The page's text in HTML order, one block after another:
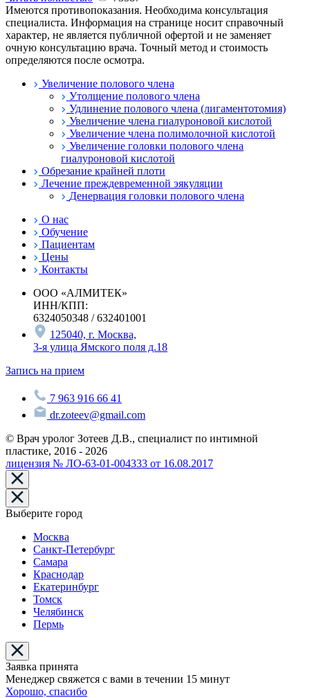
Имеются противопоказания. Необходима консультация
специалиста. Информация на странице носит справочный
характер, не является публичной офертой и не заменяет
очную консультацию врача. Точный метод и стоимость
определяются после осмотра.
Увеличение полового члена
Утолщение полового члена
Удлинение полового члена (лигаментотомия)
Увеличение члена гиалуроновой кислотой
Увеличение члена полимолочной кислотой
Увеличение головки полового члена
гиалуроновой кислотой
Обрезание крайней плоти
Лечение преждевременной эякуляции
Денервация головки полового члена
О нас
Обучение
Пациентам
Цены
Контакты
ООО «АЛМИТЕК»
ИНН/КПП:
6324050348 / 632401001
125040, г. Москва,
3-я улица Ямского поля д.18
Запись на прием
7 963 916 66 41
dr.zoteev@gmail.com
© Врач уролог Зотеев Д.В., специалист по интимной
пластике, 2016 - 2026
лицензия № ЛО-63-01-004333 от 16.08.2017
Выберите город
Москва
Санкт-Петербург
Самара
Краснодар
Екатеринбург
Томск
Челябинск
Пермь
Заявка принята
Менеджер свяжется с вами в течении 15 минут
Хорошо, спасибо